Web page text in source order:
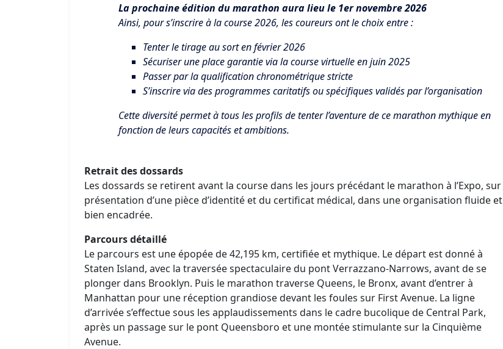
La prochaine édition du marathon aura lieu le 1er novembre 2026
Ainsi, pour s’inscrire à la course 2026, les coureurs ont le choix entre :
Tenter le tirage au sort en février 2026
Sécuriser une place garantie via la course virtuelle en juin 2025
Passer par la qualification chronométrique stricte
S’inscrire via des programmes caritatifs ou spécifiques validés par l’organisation
Cette diversité permet à tous les profils de tenter l’aventure de ce marathon mythique en
fonction de leurs capacités et ambitions.​
Retrait des dossards
Les dossards se retirent avant la course dans les jours précédant le marathon à l’Expo, sur
présentation d’une pièce d’identité et du certificat médical, dans une organisation fluide et
bien encadrée.
Parcours détaillé
Le parcours est une épopée de 42,195 km, certifiée et mythique. Le départ est donné à
Staten Island, avec la traversée spectaculaire du pont Verrazzano-Narrows, avant de se
plonger dans Brooklyn. Puis le marathon traverse Queens, le Bronx, avant d’entrer à
Manhattan pour une réception grandiose devant les foules sur First Avenue. La ligne
d’arrivée s’effectue sous les applaudissements dans le cadre bucolique de Central Park,
après un passage sur le pont Queensboro et une montée stimulante sur la Cinquième
Avenue.